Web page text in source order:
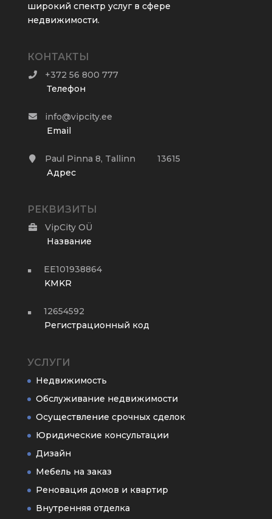
широкий спектр услуг в сфере
недвижимости.
КОНТАКТЫ
+372 56 800 777
Телефон
info@vipcity.ee
Email
Paul Pinna 8, Tallinn 13615
Адрес
РЕКВИЗИТЫ
VipCity OÜ
Название
EE101938864
KMKR
12654592
Регистрационный код
УСЛУГИ
Недвижимость
Обслуживание недвижимости
Осуществление срочных сделок
Юридические консультации
Дизайн
Мебель на заказ
Реновация домов и квартир
Внутренняя отделка